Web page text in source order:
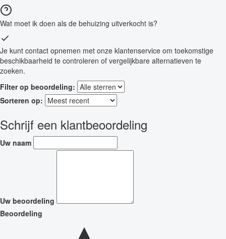
Wat moet ik doen als de behuizing uitverkocht is?
Je kunt contact opnemen met onze klantenservice om toekomstige
beschikbaarheid te controleren of vergelijkbare alternatieven te
zoeken.
Filter op beoordeling:
Sorteren op:
Schrijf een klantbeoordeling
Uw naam
Uw beoordeling
Beoordeling